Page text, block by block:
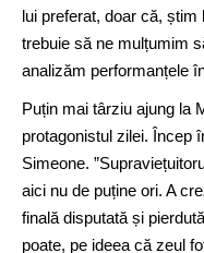
lui preferat, doar că,
trebuie să ne mulțumim
analizăm performanțele
Puțin mai târziu ajung la
protagonistul zilei. Încep
Simeone.
aici nu de puține ori. A
finală disputată și
poate, pe ideea că zeul